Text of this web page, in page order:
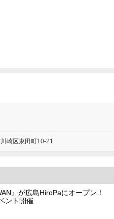
崎区東田町10-21
』が広島HiroPaにオープン！
ント開催